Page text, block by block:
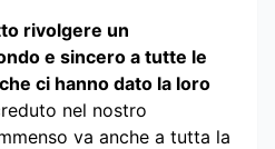
rivolgere un
e sincero a tutte le
ci hanno dato la loro
nel nostro
va anche a tutta la